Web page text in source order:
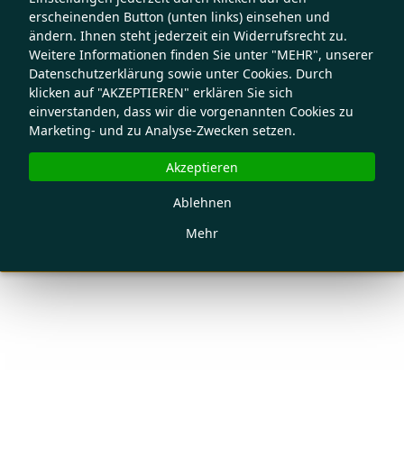
erscheinenden Button (unten links) einsehen und
ändern. Ihnen steht jederzeit ein Widerrufsrecht zu.
Weitere Informationen finden Sie unter "MEHR", unserer
Datenschutzerklärung sowie unter Cookies. Durch
klicken auf "AKZEPTIEREN" erklären Sie sich
einverstanden, dass wir die vorgenannten Cookies zu
Marketing- und zu Analyse-Zwecken setzen.
Mehr
Ablehnen
Akzeptieren